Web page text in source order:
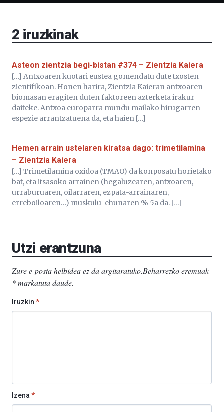
2 iruzkinak
Asteon zientzia begi-bistan #374 – Zientzia Kaiera
[…] Antxoaren kuotari eustea gomendatu dute txosten
zientifikoan. Honen harira, Zientzia Kaieran antxoaren
biomasan eragiten duten faktoreen azterketa irakur
daiteke. Antxoa europarra mundu mailako hirugarren
espezie arrantzatuena da, eta haien […]
Hemen arrain ustelaren kiratsa dago: trimetilamina
– Zientzia Kaiera
[…] Trimetilamina oxidoa (TMAO) da konposatu horietako
bat, eta itsasoko arrainen (hegaluzearen, antxoaren,
urraburuaren, oilarraren, ezpata-arrainaren,
erreboiloaren…) muskulu-ehunaren % 5a da. […]
Utzi erantzuna
Zure e-posta helbidea ez da argitaratuko.Beharrezko eremuak
*markatuta daude.
Iruzkin *
Izena*